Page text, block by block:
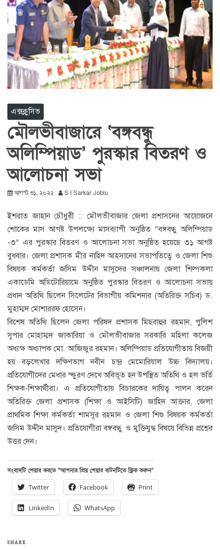
এক্সক্লুসিভ
মৌলভীবাজারে ‘বঙ্গবন্ধু
অলিম্পিয়াড’ পুরস্কার বিতরণ ও
আলোচনা সভা
আগস্ট ৩১, ২০২২ S I Sarkar Joblu
ইশরাত জাহান চৌধুরী :: মৌলভীবাজার জেলা প্রশাসনের আয়োজনে
শোকের মাস আগষ্ট উপলক্ষ্যে মাসব্যাপী অনুষ্ঠিত “বঙ্গবন্ধু অলিম্পিয়াড
-৩” এর পুরস্কার বিতরণ ও আলোচনা সভা অনুষ্ঠিত হয়েছে ৩১ আগষ্ট
বুধবার। জেলা প্রশাসক মীর নাহিদ আহসানের সভাপতিত্বে ও জেলা শিশু
বিষয়ক কর্মকর্তা জসিম উদ্দীন মাসুদের সঞ্চালনায় জেলা শিল্পকলা
একাডেমি অডিটোরিয়ামে অনুষ্ঠিত পুরস্কার বিতরণ ও আলোচনা সভায়
প্রধান অতিথি ছিলেন সিলেটের বিভাগীয় কমিশনার (অতিরিক্ত সচিব) ড.
মুহাম্মদ মোশাররফ হোসেন।
বিশেষ অতিথি ছিলেন জেলা পরিষদ প্রশাসক মিছবাহুর রহমান, পুলিশ
সুপার মোহাম্মদ জাকারিয়া ও মৌলভীবাজার সরকারি মহিলা কলেজ
অধ্যক্ষ অধ্যাপক মো. আজিজুর রহমান। অলিম্পিয়াড প্রতিযোগীতায় বিজয়ী
হয় বড়লেখার দক্ষিণভাগ নবীন চন্দ্র মেমোরিয়াল উচ্চ বিদ্যালয়।
প্রতিযোগীদের মেধার স্ফুরণ দেখে অবিভূত হন উপস্থিত অতিথি ও হল ভর্তি
শিক্ষক-শিক্ষার্থীরা। এ প্রতিযোগীতায় বিচারকের দায়িত্ব পালন করেন
অতিরিক্ত জেলা প্রশাসক (শিক্ষা ও আইসিটি) জাহিদ আক্তার, জেলা
প্রাথমিক শিক্ষা কর্মকর্তা শামসুর রহমান ও জেলা শিশু বিষয়ক কর্মকর্তা
জসিম উদ্দীন মাসুদ। প্রতিযোগীরা বঙ্গবন্ধু ও মুক্তিযুদ্ধ বিষয়ে বিভিন্ন প্রশ্নের
উত্তর দেন।
সংবাদটি শেয়ার করতে “আপনার প্রিয় শেয়ার বাটনটিতে ক্লিক করুন”
Twitter Facebook Print
LinkedIn WhatsApp
SHARE